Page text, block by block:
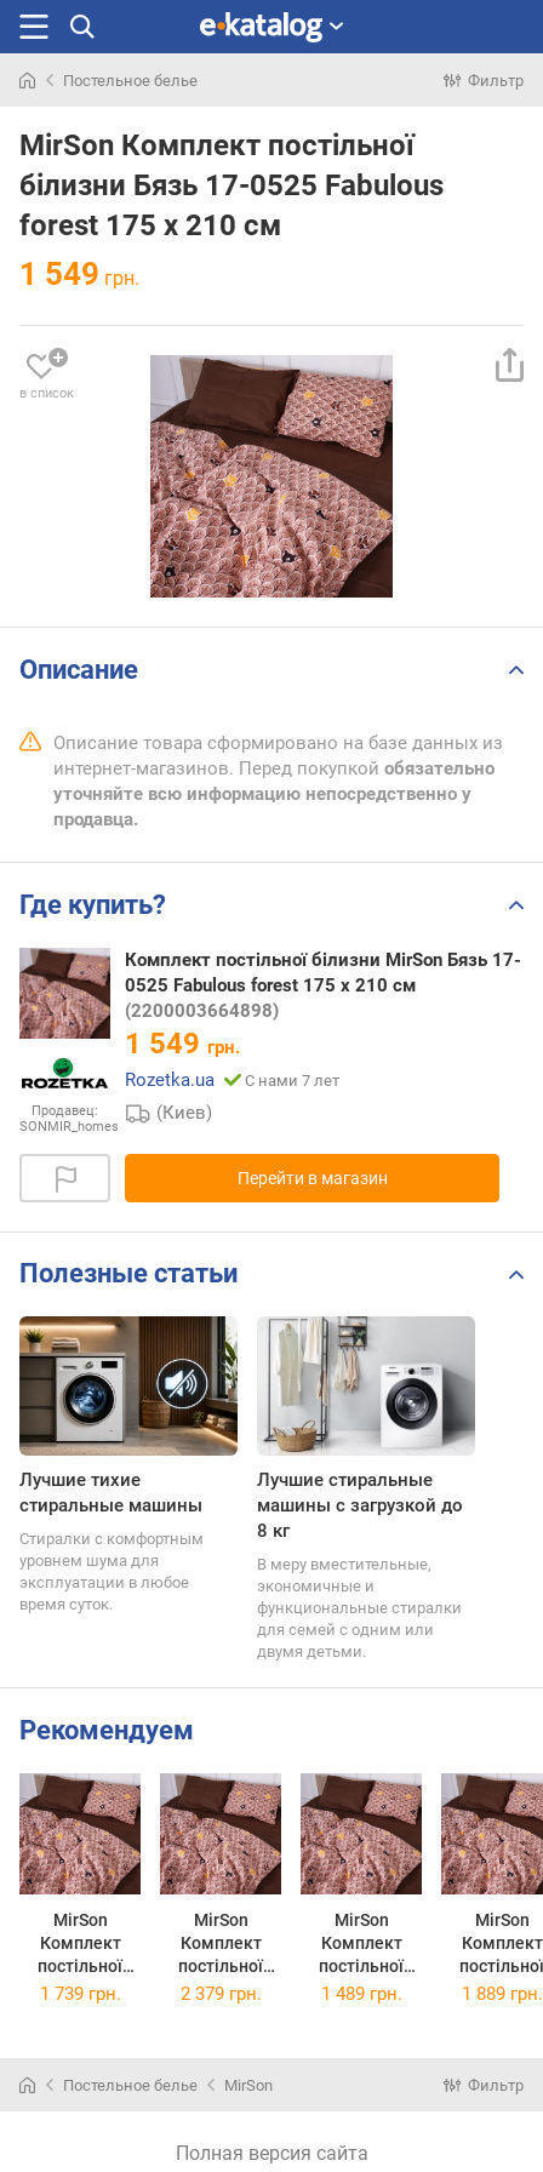
раньше
Постельное белье Фильтр
MirSon Комплект постільної
білизни Бязь 17-0525 Fabulous
forest 175 x 210 см
1 549 грн.
в список
Описание
Описание товара сформировано на базе данных из
интернет-магазинов. Перед покупкой обязательно
уточняйте всю информацию непосредственно у
продавца.
Где купить?
Продавец:
SONMIR_homes
Комплект постільної білизни MirSon Бязь 17-
0525 Fabulous forest 175 x 210 см
(2200003664898)
1 549 грн.
Rozetka.ua
С нами 7 лет
(Киев)
Перейти в магазин
Полезные статьи
Лучшие тихие
стиральные машины
Стиралки с комфортным
уровнем шума для
эксплуатации в любое
время суток.
Лучшие стиральные
машины с загрузкой до
8 кг
В меру вместительные,
экономичные и
функциональные стиралки
для семей с одним или
двумя детьми.
Рекомендуем
MirSon
Комплект
постільної
білизни Бязь
MirSon
Комплект
постільної
білизни Бязь
см
MirSon
Комплект
постільної
білизни Бязь
MirSon
Комплект
постільної
білизни Бязь
1 739 грн. 2 379 грн. 1 489 грн. 1 889 грн.
Постельное белье MirSon Фильтр
Полная версия сайта